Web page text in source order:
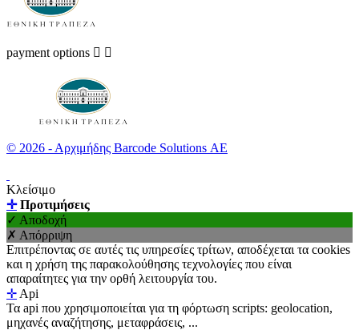
payment options  
© 2026 - Αρχιμήδης Barcode Solutions ΑΕ
Κλείσιμο
✛Προτιμήσεις
✓ Αποδοχή
✗ Απόρριψη
Επιτρέποντας σε αυτές τις υπηρεσίες τρίτων, αποδέχεται τα cookies
και η χρήση της παρακολούθησης τεχνολογίες που είναι
απαραίτητες για την ορθή λειτουργία του.
✛ Api
Τα api που χρησιμοποιείται για τη φόρτωση scripts: geolocation,
μηχανές αναζήτησης, μεταφράσεις, ...